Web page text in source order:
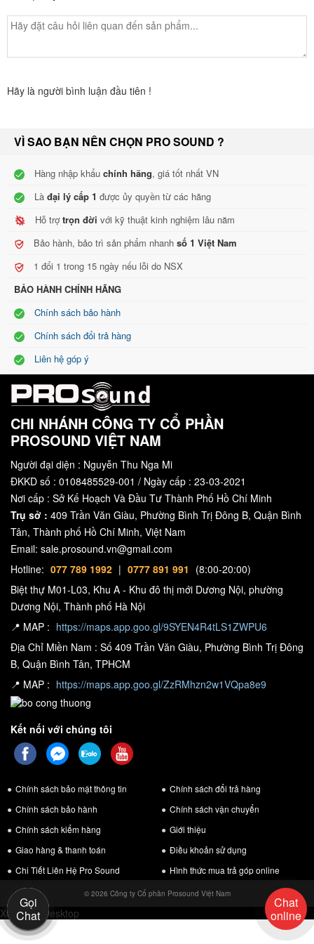
Công suất định mức :------------------------------ 200 W / 400 W / 800
Loa trầm:------------------------------------------- 1 x 10 inch, bass
Tweeter :--------------------------------------4 x Ф 13- lõi giấy hình nón
Trọng lượng tịnh ---------------------------------12kg
Hãy là người bình luận đầu tiên !
VÌ SAO BẠN NÊN CHỌN PRO SOUND ?
Hàng nhập khẩu chính hãng, giá tốt nhất VN
Là đại lý cấp 1 được ủy quyền từ các hãng
Hỗ trợtrọn đời với kỹ thuật kinh nghiệm lâu năm
Bảo hành, bảo trì sản phẩm nhanh số 1 Việt Nam
1 đổi 1 trong 15 ngày nếu lỗi do NSX
BẢO HÀNH CHÍNH HÃNG
Chính sách bảo hành
Chính sách đổi trả hàng
Liên hệ góp ý
CHI NHÁNH CÔNG TY CỔ PHẦN
PROSOUND VIỆT NAM
Người đại diện : Nguyễn Thu Nga Mi
ĐKKD số : 0108485529-001 / Ngày cấp : 23-03-2021
Nơi cấp : Sở Kế Hoạch Và Đầu Tư Thành Phố Hồ Chí Minh
Trụ sở : 409 Trần Văn Giàu, Phường Bình Trị Đông B, Quận Bình
Tân, Thành phố Hồ Chí Minh, Việt Nam
Email: sale.prosound.vn@gmail.com
Hotline: 077 789 1992 | 0777 891 991 (8:00-20:00)
Biệt thự M01-L03, Khu A - Khu đô thị mới Dương Nội, phường
Dương Nội, Thành phố Hà Nội
📍 MAP : https://maps.app.goo.gl/9SYEN4R4tLS1ZWPU6
Địa Chỉ Miền Nam : Số 409 Trần Văn Giàu, Phường Bình Trị Đông
B, Quận Bình Tân, TPHCM
📍 MAP : https://maps.app.goo.gl/ZzRMhzn2w1VQpa8e9
Kết nối với chúng tôi
Chính sách bảo mật thông tin
Chính sách đổi trả hàng
Chính sách bảo hành
Chính sách vận chuyển
Chính sách kiểm hàng
Giới thiệu
Giao hàng & thanh toán
Điều khoản sử dụng
Chi Tiết Liên Hệ Pro Sound
Hình thức mua trả góp online
© 2026 Công ty Cổ phần Prosound Việt Nam
Xem bản Desktop
Gọi
Chat
Chat
online